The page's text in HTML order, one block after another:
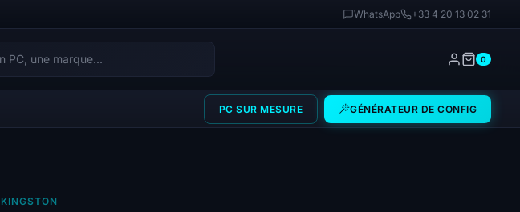
WhatsApp +33 4 20 13 02 31
0
PC SUR MESURE GÉNÉRATEUR DE CONFIG
KINGSTON